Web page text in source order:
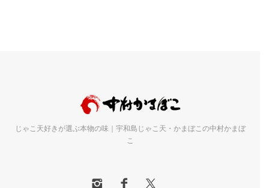
じゃこ天好きが選ぶ本物の味｜宇和島じゃこ天・かまぼこの中村かまぼ
こ